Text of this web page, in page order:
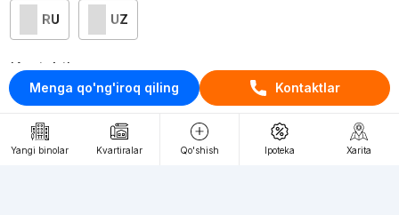
Menga qo'ng'iroq qiling Kontaktlar
Yangi binolar Kvartiralar Qo'shish Ipoteka Xarita
RU UZ
Kontaktlar
loyiha haqida
Webnow © loyihasi